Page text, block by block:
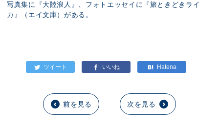
写真集に『大陸浪人』、フォトエッセイに『旅ときどきライ
カ』（エイ文庫）がある。
前を見る 次を見る